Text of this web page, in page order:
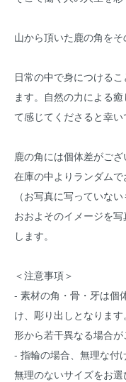
山から頂いた鹿の角をそ
日常の中で身につける
ます。自然の力による
て感じてくださると幸い
鹿の角には個体差がござ
在庫の中よりランダムで
（お写真に写っていな
おおよそのイメージを
します。
＜注意事項＞
- 素材の角・骨・牙は個
け、彫り出しとなりま
形から若干異なる場合が
- 指輪の場合、無理な付
無理のないサイズをお